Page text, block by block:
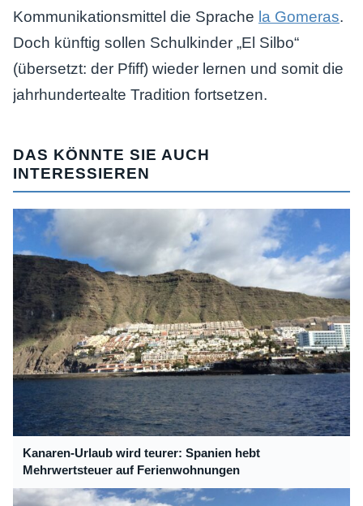
Kommunikationsmittel die Sprache la Gomeras.
Doch künftig sollen Schulkinder „El Silbo“
(übersetzt: der Pfiff) wieder lernen und somit die
jahrhundertealte Tradition fortsetzen.
DAS KÖNNTE SIE AUCH
INTERESSIEREN
Kanaren-Urlaub wird teurer: Spanien hebt
Mehrwertsteuer auf Ferienwohnungen